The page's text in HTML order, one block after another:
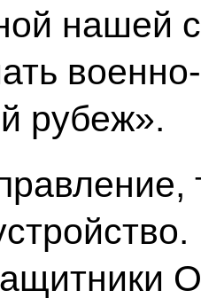
нашей
рубеж».